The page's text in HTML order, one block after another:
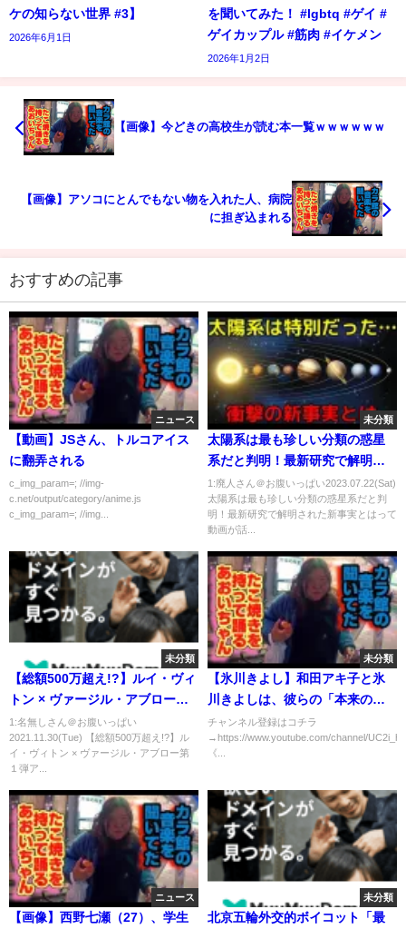
ケの知らない世界 #3】
2026年6月1日
を聞いてみた！ #lgbtq #ゲイ #
ゲイカップル #筋肉 #イケメン
2026年1月2日
【画像】今どきの高校生が読む本一覧ｗｗｗｗｗｗ
【画像】アソコにとんでもない物を入れた人、病院
に担ぎ込まれる
おすすめの記事
ニュース
【動画】JSさん、トルコアイス
に翻弄される
c_img_param=; //img-
c.net/output/category/anime.js
c_img_param=; //img...
未分類
太陽系は最も珍しい分類の惑星
系だと判明！最新研究で解明さ
れた新事実とは
1:廃人さん＠お腹いっぱい2023.07.22(Sat)
太陽系は最も珍しい分類の惑星系だと判
明！最新研究で解明された新事実とはって
動画が話...
未分類
【総額500万超え!?】ルイ・ヴィ
トン × ヴァージル・アブロー第
１弾アイテム購入品紹介！
【Louis Vuitton × Virgil
Abloh】
1:名無しさん＠お腹いっぱい
2021.11.30(Tue) 【総額500万超え!?】ル
イ・ヴィトン × ヴァージル・アブロー第
１弾ア...
未分類
【氷川きよし】和田アキ子と氷
川きよしは、彼らの「本来の自
分」の発言を指摘することに同
意し、「期待する」と言いま
す！ 視聴者は氷川きよしのコメ
養前ラストは「紅白大トリ」？
チャンネル登録はコチラ
→https://www.youtube.com/channel/
《...
ニュース
【画像】西野七瀬（27）、学生
未分類
北京五輪外交的ボイコット「最